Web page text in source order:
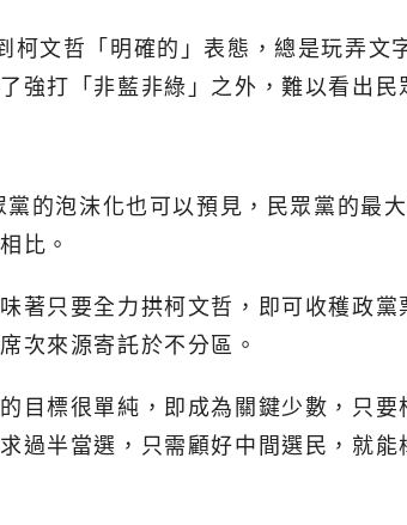
文哲「明確的」表態，總是玩弄文
強打「非藍非綠」之外，難以看出
的泡沫化也可以預見，民眾黨的最
比。
著只要全力拱柯文哲，即可收穫政
次來源寄託於不分區。
目標很單純，即成為關鍵少數，只
過半當選，只需顧好中間選民，就